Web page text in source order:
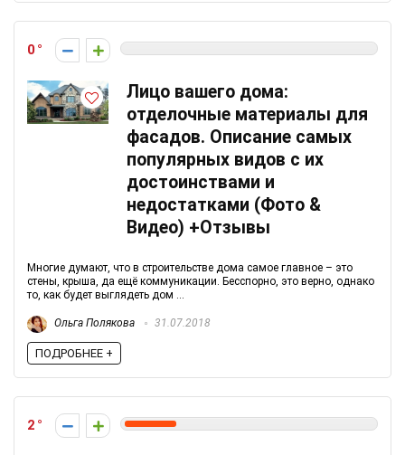
0
Лицо вашего дома:
отделочные материалы для
фасадов. Описание самых
популярных видов с их
достоинствами и
недостатками (Фото &
Видео) +Отзывы
Многие думают, что в строительстве дома самое главное – это
стены, крыша, да ещё коммуникации. Бесспорно, это верно, однако
то, как будет выглядеть дом ...
Ольга Полякова 31.07.2018
ПОДРОБНЕЕ +
2